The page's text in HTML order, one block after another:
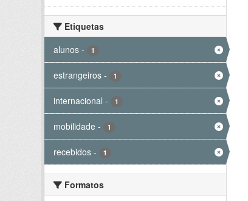
Etiquetas
alunos - 1
estrangeiros - 1
internacional - 1
mobilidade - 1
recebidos - 1
Formatos